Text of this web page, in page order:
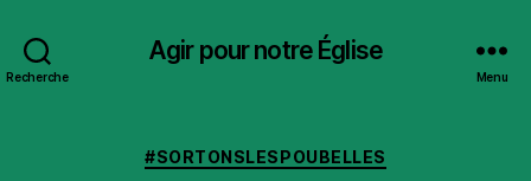
Recherche
Agir pour notre Église
Menu
Catégories
#SORTONSLESPOUBELLES